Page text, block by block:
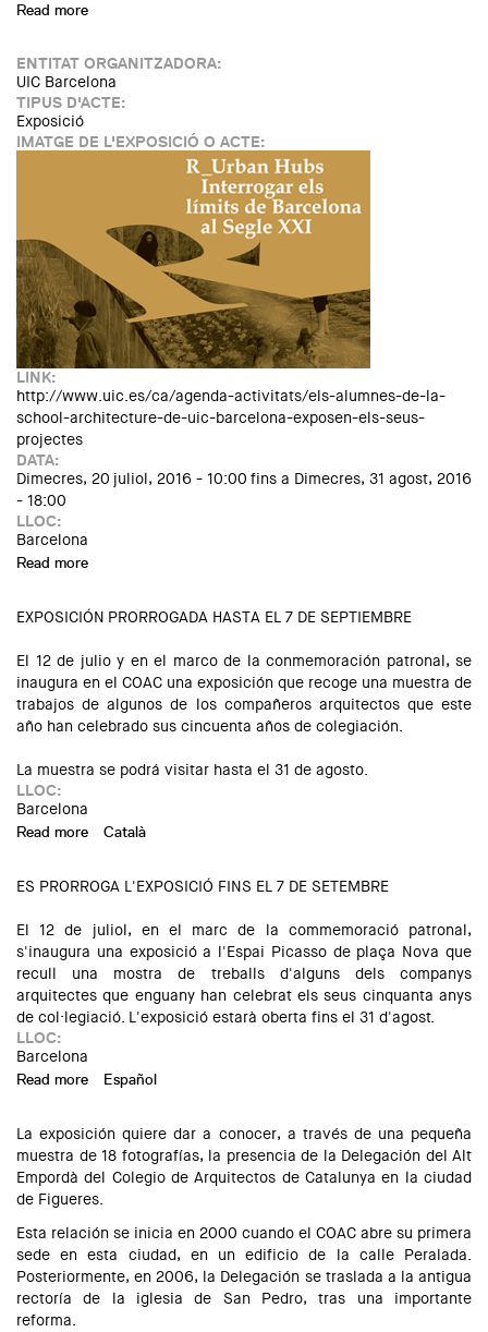
Read more
ENTITAT ORGANITZADORA:
UIC Barcelona
TIPUS D'ACTE:
Exposició
IMATGE DE L'EXPOSICIÓ O ACTE:
LINK:
http://www.uic.es/ca/agenda-activitats/els-alumnes-de-la-
school-architecture-de-uic-barcelona-exposen-els-seus-
projectes
DATA:
Dimecres, 20 juliol, 2016 - 10:00 fins a Dimecres, 31 agost, 2016
- 18:00
LLOC:
Barcelona
Read more
EXPOSICIÓN PRORROGADA HASTA EL 7 DE SEPTIEMBRE
El 12 de julio y en el marco de la conmemoración patronal, se
inaugura en el COAC una exposición que recoge una muestra de
trabajos de algunos de los compañeros arquitectos que este
año han celebrado sus cincuenta años de colegiación.
La muestra se podrá visitar hasta el 31 de agosto.
LLOC:
Barcelona
Read more about Exposición: "50 años de arquitectura. 1966-2016"
Català
ES PRORROGA L'EXPOSICIÓ FINS EL 7 DE SETEMBRE
El 12 de juliol, en el marc de la commemoració patronal,
s'inaugura una exposició a l'Espai Picasso de plaça Nova que
recull una mostra de treballs d'alguns dels companys
arquitectes que enguany han celebrat els seus cinquanta anys
de col·legiació. L'exposició estarà oberta fins el 31 d'agost.
LLOC:
Barcelona
Read more about Exposició al COAC: "50 anys d'arquitectura. 1966-
Español
La exposición quiere dar a conocer, a través de una pequeña
muestra de 18 fotografías, la presencia de la Delegación del Alt
Empordà del Colegio de Arquitectos de Catalunya en la ciudad
de Figueres.
Esta relación se inicia en 2000 cuando el COAC abre su primera
sede en esta ciudad, en un edificio de la calle Peralada.
Posteriormente, en 2006, la Delegación se traslada a la antigua
rectoría de la iglesia de San Pedro, tras una importante
reforma.